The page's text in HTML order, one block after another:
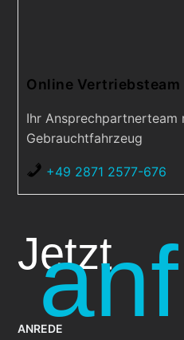
Online Vertriebsteam
Ihr Ansprechpartnerteam
Gebrauchtfahrzeug
+49 2871 2577-676
Jetzt
ANREDE